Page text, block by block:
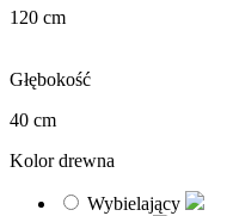
120 cm
Głębokość
40 cm
Kolor drewna
Wybielający